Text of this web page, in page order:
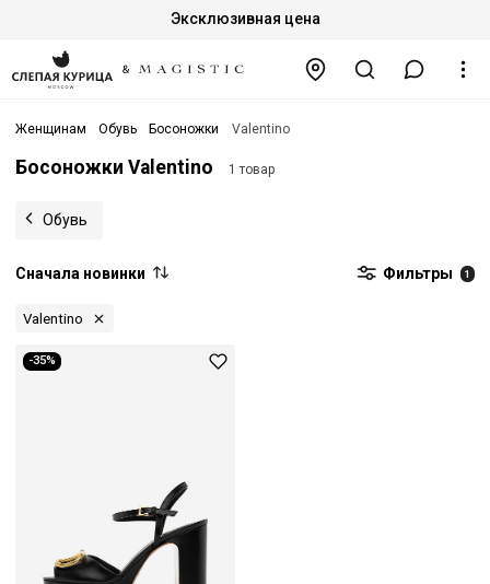
Эксклюзивная цена
Женщинам Обувь Босоножки Valentino
Босоножки Valentino 1 товар
Обувь
Сначала новинки Фильтры 1
Valentino
-35%